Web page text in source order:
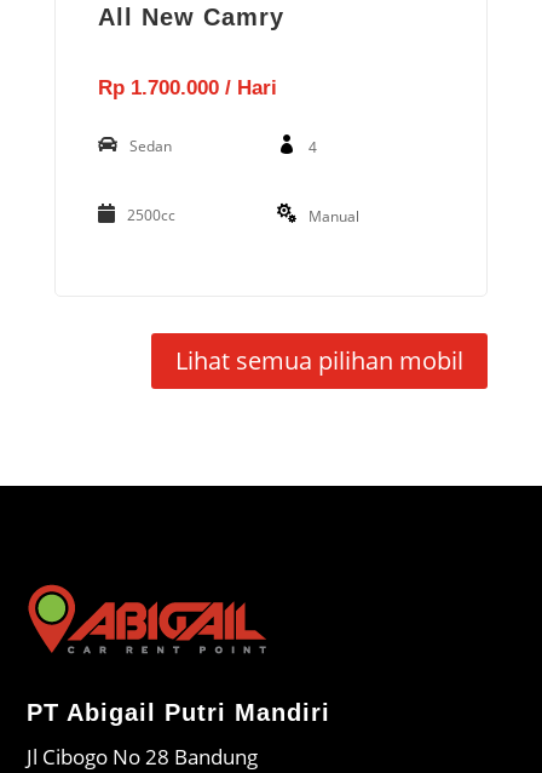
All New Camry
Rp 1.700.000 / Hari
Sedan 4
2500cc Manual
Lihat semua pilihan mobil
PT Abigail Putri Mandiri
Jl Cibogo No 28 Bandung